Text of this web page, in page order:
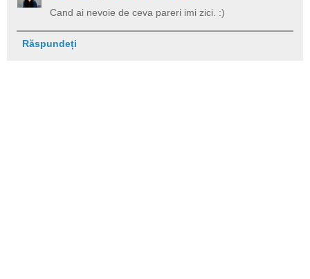
Cand ai nevoie de ceva pareri imi zici. :)
Răspundeți